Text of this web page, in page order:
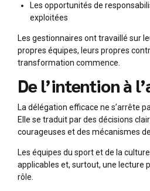
Les opportunités de
exploitées
Les gestionnaires ont travaillé sur
propres équipes, leurs propres
transformation commence.
De l’intention à
La délégation efficace ne s’arrête
Elle se traduit par des décisions
courageuses et des mécanismes
Les équipes du sport et de la
applicables et, surtout, une lecture
rôle.